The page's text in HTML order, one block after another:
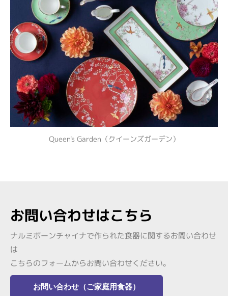
Queen's Garden（クイーンズガーデン）
お問い合わせはこちら
ナルミボーンチャイナで作られた食器に関するお問い合わせ
は
こちらのフォームからお問い合わせください。
お問い合わせ（ご家庭用食器）